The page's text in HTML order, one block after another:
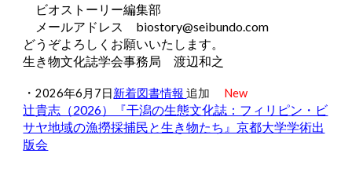
ビオストーリー編集部
メールアドレス biostory@seibundo.com
どうぞよろしくお願いいたします。
生き物文化誌学会事務局 渡辺和之
・2026年6月7日新着図書情報 追加 New
辻貴志（2026）『干潟の生態文化誌：フィリピン・ビ
サヤ地域の漁撈採捕民と生き物たち』京都大学学術出
版会